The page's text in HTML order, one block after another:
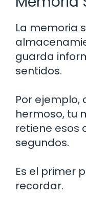
La memoria
guarda
sentidos.
Por ejemplo,
hermoso, tu
retiene esos
segundos.
Es el primer
recordar.